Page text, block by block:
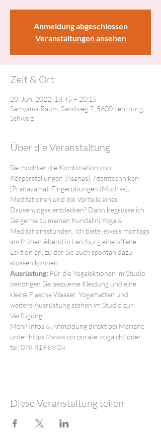
Anmeldung abgeschlossen
Veranstaltungen ansehen
Zeit & Ort
20. Juni 2022, 18:45 – 20:15
Samyama Raum, Sandweg 7, 5600 Lenzburg,
Schweiz
Über die Veranstaltung
Sie möchten die Kombination von
Körperstellungen (Asanas), Atemtechniken
(Pranayama), Fingerübungen (Mudras),
Meditationen und die Vorteile eines
Drüsenyogas entdecken? Dann begrüsse ich
Sie gerne zu meinen Kundalini Yoga &
Meditationsstunden. Ich biete jeweils montags
am frühen Abend in Lenzburg eine offene
Lektion an, zu der Sie auch spontan dazu
stossen können.
Ausrüstung: Für die Yogalektionen im Studio
benötigen Sie bequeme Kleidung und eine
kleine Flasche Wasser. Yogamatten und
weitere Ausrüstung stehen im Studio zur
Verfügung.
Mehr Infos & Anmeldung direkt bei Mariane
unter https://www.corporate-yoga.ch/ oder
tel: 078 819 89 04
Diese Veranstaltung teilen